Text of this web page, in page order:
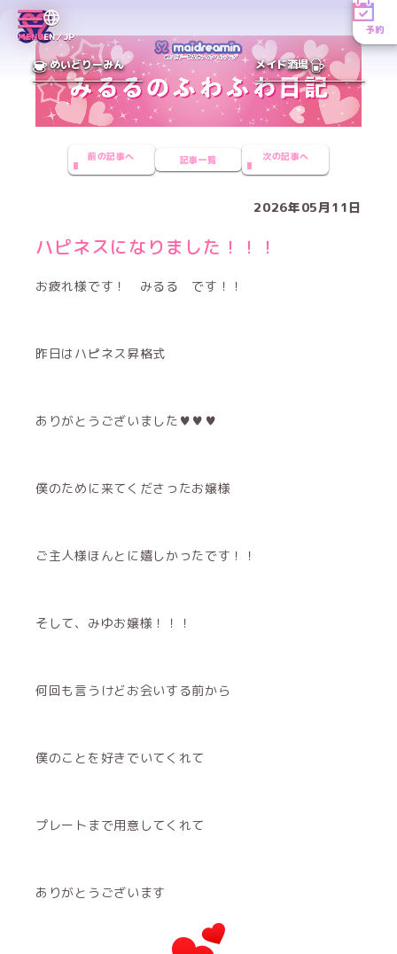
MENUEN／JP
予約
めいどりーみん メイド酒場
前の記事へ 記事一覧 次の記事へ
2026年05月11日
ハピネスになりました！！！
お疲れ様です！ みるる です！！
昨日はハピネス昇格式
ありがとうございました♥♥♥
僕のために来てくださったお嬢様
ご主人様ほんとに嬉しかったです！！
そして、みゆお嬢様！！！
何回も言うけどお会いする前から
僕のことを好きでいてくれて
プレートまで用意してくれて
ありがとうございます